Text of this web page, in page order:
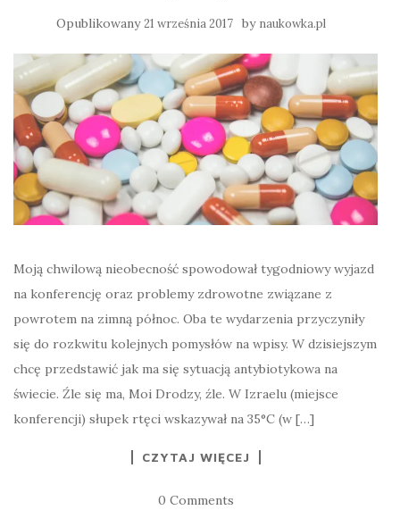
Opublikowany21 września 2017 by naukowka.pl
Moją chwilową nieobecność spowodował tygodniowy wyjazd
na konferencję oraz problemy zdrowotne związane z
powrotem na zimną północ. Oba te wydarzenia przyczyniły
się do rozkwitu kolejnych pomysłów na wpisy. W dzisiejszym
chcę przedstawić jak ma się sytuacją antybiotykowa na
świecie. Źle się ma, Moi Drodzy, źle. W Izraelu (miejsce
konferencji) słupek rtęci wskazywał na 35°C (w […]
CZYTAJ WIĘCEJ
0 Comments